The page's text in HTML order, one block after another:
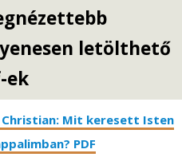
letölthető
ek
Christian: Mit keresett Isten
PDF